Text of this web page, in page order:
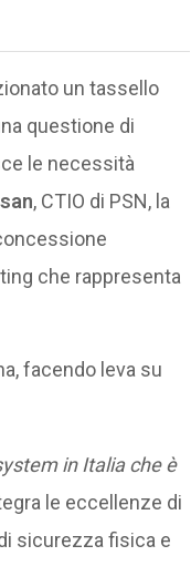
un tassello
questione di
le necessità
, CTIO di PSN, la
che rappresenta
facendo leva su
in Italia che è
le eccellenze di
sicurezza fisica e